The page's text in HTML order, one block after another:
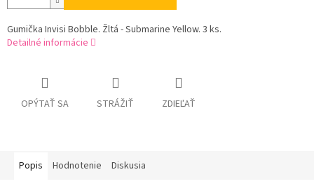
Gumička Invisi Bobble. Žltá - Submarine Yellow. 3 ks.
Detailné informácie
OPÝTAŤ SA STRÁŽIŤ ZDIEĽAŤ
Popis Hodnotenie Diskusia